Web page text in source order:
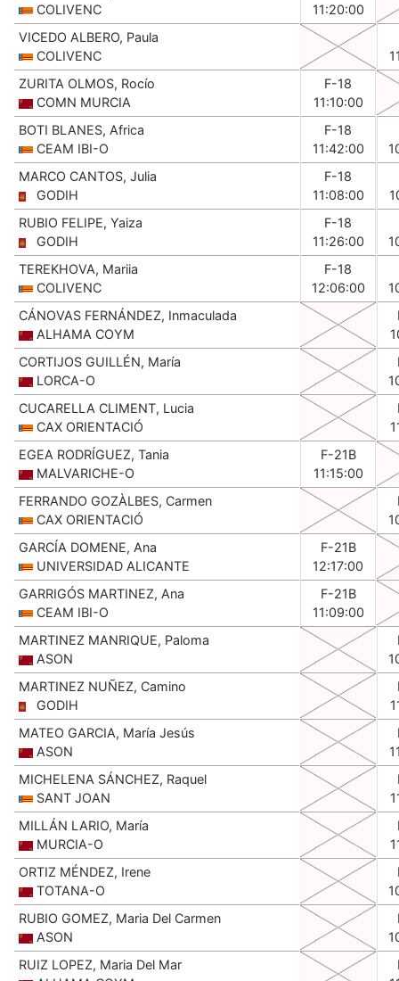
COLIVENC
11:20:00
VICEDO ALBERO, Paula
COLIVENC
ZURITA OLMOS, Rocío
COMN MURCIA
F-18
11:10:00
BOTI BLANES, Africa
CEAM IBI-O
F-18
11:42:00
MARCO CANTOS, Julia
GODIH
F-18
11:08:00
RUBIO FELIPE, Yaiza
GODIH
F-18
11:26:00
TEREKHOVA, Mariia
COLIVENC
F-18
12:06:00
CÁNOVAS FERNÁNDEZ, Inmaculada
ALHAMA COYM
CORTIJOS GUILLÉN, María
LORCA-O
CUCARELLA CLIMENT, Lucia
CAX ORIENTACIÓ
EGEA RODRÍGUEZ, Tania
MALVARICHE-O
F-21B
11:15:00
FERRANDO GOZÀLBES, Carmen
CAX ORIENTACIÓ
GARCÍA DOMENE, Ana
UNIVERSIDAD ALICANTE
F-21B
12:17:00
GARRIGÓS MARTINEZ, Ana
CEAM IBI-O
F-21B
11:09:00
MARTINEZ MANRIQUE, Paloma
ASON
MARTINEZ NUÑEZ, Camino
GODIH
MATEO GARCIA, María Jesús
ASON
MICHELENA SÁNCHEZ, Raquel
SANT JOAN
MILLÁN LARIO, María
MURCIA-O
ORTIZ MÉNDEZ, Irene
TOTANA-O
RUBIO GOMEZ, Maria Del Carmen
ASON
RUIZ LOPEZ, Maria Del Mar